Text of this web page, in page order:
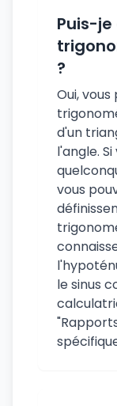
Puis-
?
Oui,
d'un
l'angle.
vous
le sinus